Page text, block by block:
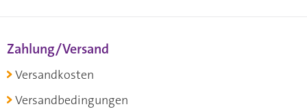
Zahlung/Versand
Versandkosten
Versandbedingungen